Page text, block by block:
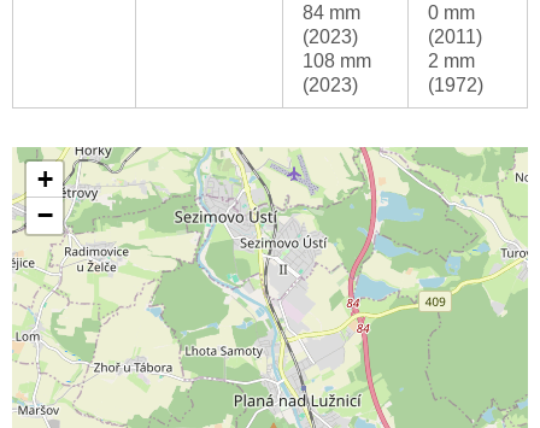
84 mm
(2023)
108 mm
(2023)
0 mm
(2011)
2 mm
(1972)
+
−